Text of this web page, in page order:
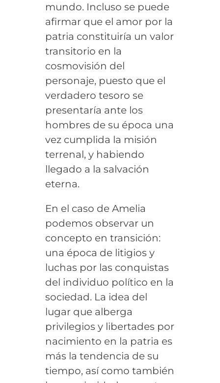
mundo. Incluso se puede
afirmar que el amor por la
patria constituiría un valor
transitorio en la
cosmovisión del
personaje, puesto que el
verdadero tesoro se
presentaría ante los
hombres de su época una
vez cumplida la misión
terrenal, y habiendo
llegado a la salvación
eterna.
En el caso de Amelia
podemos observar un
concepto en transición:
una época de litigios y
luchas por las conquistas
del individuo político en la
sociedad. La idea del
lugar que alberga
privilegios y libertades por
nacimiento en la patria es
más la tendencia de su
tiempo, así como también